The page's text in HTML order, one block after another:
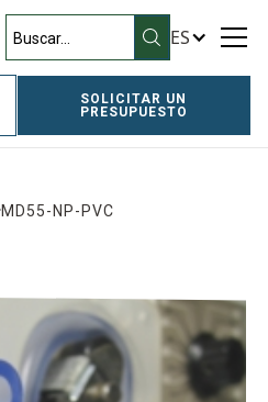
ES
SOLICITAR UN
PRESUPUESTO
MD55-NP-PVC